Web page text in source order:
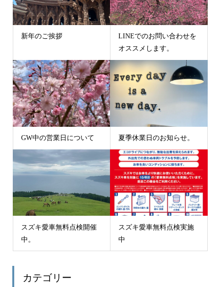
新年のご挨拶
LINEでのお問い合わせを
オススメします。
GW中の営業日について 夏季休業日のお知らせ。
スズキ愛車無料点検開催
中。
スズキ愛車無料点検実施
中
カテゴリー